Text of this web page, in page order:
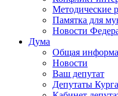
Методические
Памятка для
Новости
Дума
Общая
Новости
Ваш депутат
Депутаты